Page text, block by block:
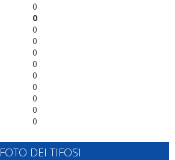
0
0
0
0
0
0
0
0
0
0
0
FOTO DEI TIFOSI